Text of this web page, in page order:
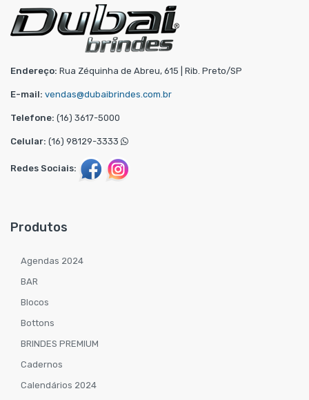
Endereço: Rua Zéquinha de Abreu, 615 | Rib. Preto/SP
E-mail: vendas@dubaibrindes.com.br
Telefone: (16) 3617-5000
Celular: (16) 98129-3333
Redes Sociais:
Produtos
Agendas 2024
BAR
Blocos
Bottons
BRINDES PREMIUM
Cadernos
Calendários 2024